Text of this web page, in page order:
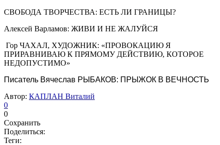
СВОБОДА ТВОРЧЕСТВА: ЕСТЬ ЛИ ГРАНИЦЫ?
Алексей Варламов: ЖИВИ И НЕ ЖАЛУЙСЯ
Гор ЧAХАЛ, ХУДОЖНИК: «ПРОВОКАЦИЮ Я
ПРИРАВНИВАЮ К ПРЯМОМУ ДЕЙСТВИЮ, КОТОРОЕ
НЕДОПУСТИМО»
Писатель Вячеслав РЫБАКОВ: ПРЫЖОК В ВЕЧНОСТЬ
Автор: КАПЛАН Виталий
0
0
Сохранить
Поделиться:
Теги: